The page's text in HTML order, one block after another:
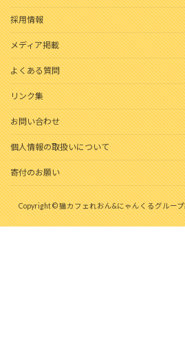
採用情報
メディア掲載
よくある質問
リンク集
お問い合わせ
個人情報の取扱いについて
寄付のお願い
Copyright © 猫カフェれおん&にゃんくるグルー